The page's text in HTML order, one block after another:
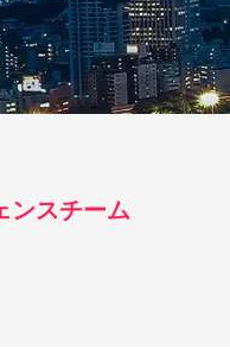
ンスチーム